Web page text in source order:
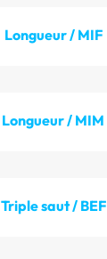
Longueur / MIF
Longueur / MIM
Triple saut / BEF